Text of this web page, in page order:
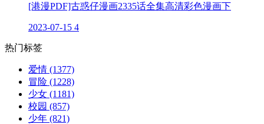
[港漫PDF]古惑仔漫画2335话全集高清彩色漫画下
2023-07-15 4
热门标签
爱情 (1377)
冒险 (1228)
少女 (1181)
校园 (857)
少年 (821)